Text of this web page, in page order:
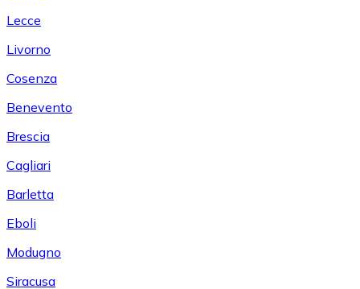
Lecce
Livorno
Cosenza
Benevento
Brescia
Cagliari
Barletta
Eboli
Modugno
Siracusa